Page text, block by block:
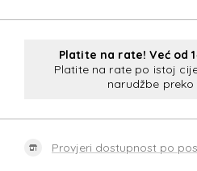
Platite na rate! Već od
Platite na rate po istoj
narudžbe preko
Provjeri dostupnost po